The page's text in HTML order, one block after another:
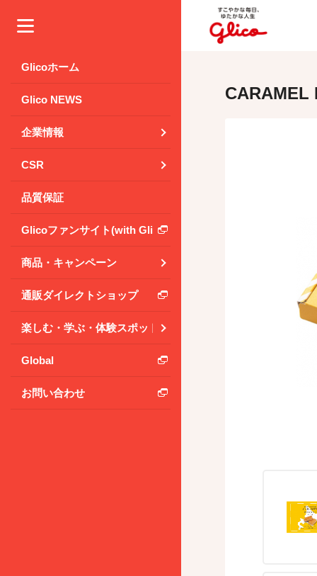
Glicoホーム
Glico NEWS
企業情報
CSR
品質保証
Glicoファンサイト(with Glico Park)
商品・キャンペーン
通販ダイレクトショップ
楽しむ・学ぶ・体験スポット
Global
お問い合わせ
CARAMEL